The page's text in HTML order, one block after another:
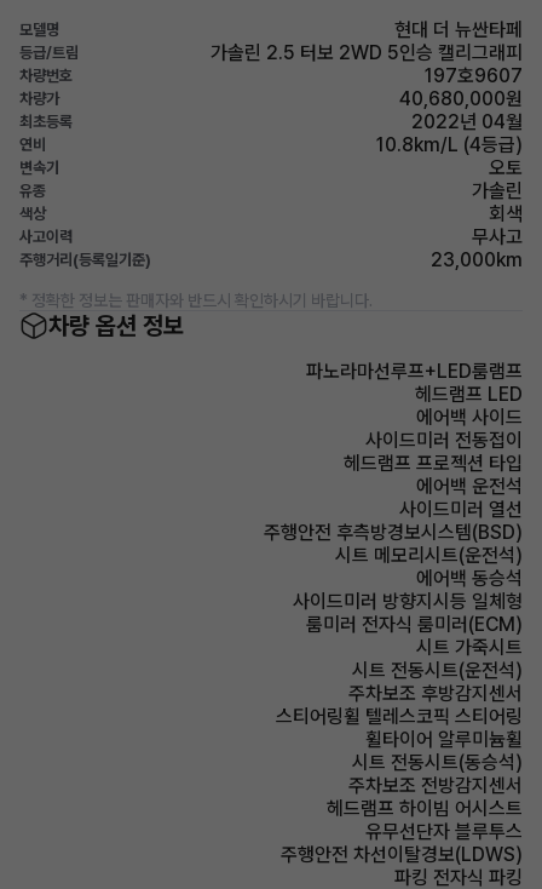
모델명 현대 더 뉴싼타페
등급/트림 가솔린 2.5 터보 2WD 5인승 캘리그래피
차량번호 197호9607
차량가 40,680,000원
최초등록 2022년 04월
연비 10.8km/L (4등급)
변속기 오토
유종 가솔린
색상 회색
사고이력 무사고
주행거리(등록일기준) 23,000km
* 정확한 정보는 판매자와 반드시 확인하시기 바랍니다.
차량 옵션 정보
파노라마선루프+LED룸램프
헤드램프 LED
에어백 사이드
사이드미러 전동접이
헤드램프 프로젝션 타입
에어백 운전석
사이드미러 열선
주행안전 후측방경보시스템(BSD)
시트 메모리시트(운전석)
에어백 동승석
사이드미러 방향지시등 일체형
룸미러 전자식 룸미러(ECM)
시트 가죽시트
시트 전동시트(운전석)
주차보조 후방감지센서
스티어링휠 텔레스코픽 스티어링
휠타이어 알루미늄휠
시트 전동시트(동승석)
주차보조 전방감지센서
헤드램프 하이빔 어시스트
유무선단자 블루투스
주행안전 차선이탈경보(LDWS)
파킹 전자식 파킹